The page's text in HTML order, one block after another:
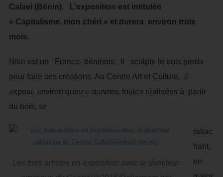
Calavi (Bénin). L’exposition est intitulée
« Capitalisme, mon chéri » et durera environ trois
mois.
Niko est un Franco- béninois. Il sculpte le bois perdu
pour faire ses créations. Au Centre Art et Culture, il
expose environ quinze œuvres, toutes réalisées à partir
du bois, se
Les trois artistes en exposition avec le directeur
rattac
hant,
en